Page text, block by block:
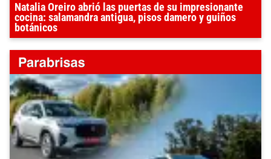
Natalia Oreiro abrió las puertas de su impresionante
cocina: salamandra antigua, pisos damero y guiños
botánicos